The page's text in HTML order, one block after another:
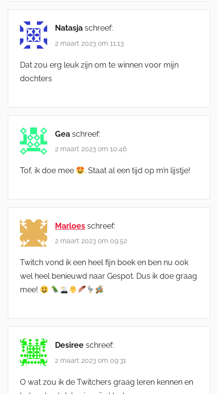
Natasja schreef:
2 maart 2023 om 11:13
Dat zou erg leuk zijn om te winnen voor mijn
dochters
Gea schreef:
2 maart 2023 om 10:46
Tof, ik doe mee . Staat al een tijd op m’n lijstje!
Marloes schreef:
2 maart 2023 om 09:52
Twitch vond ik een heel fijn boek en ben nu ook
wel heel benieuwd naar Gespot. Dus ik doe graag
mee!
Desiree schreef:
2 maart 2023 om 09:31
O wat zou ik de Twitchers graag leren kennen en